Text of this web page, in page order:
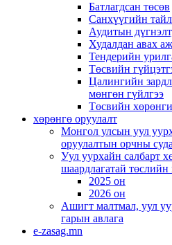
Батлагдсан төсөв
Санхүүгийн
Аудитын
Худалдан авах
Тендерийн
Төсвийн
Цалингийн
мөнгөн гүйлгээ
Төсвийн
хөрөнгө оруулалт
Монгол улсын уул
оруулалтын орчны
Уул уурхайн салбарт
шаардлагатай төслийн
2025 он
2026 он
Ашигт малтмал, уул
гарын авлага
e-zasag.mn